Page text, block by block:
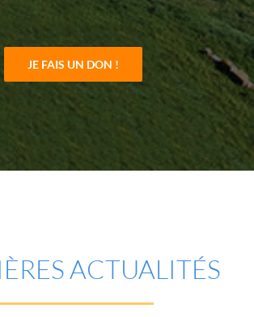
JE FAIS UN DON !
ACTUALITÉS